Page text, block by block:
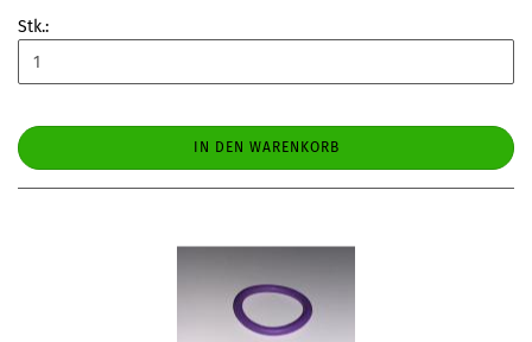
Stk.:
IN DEN WARENKORB